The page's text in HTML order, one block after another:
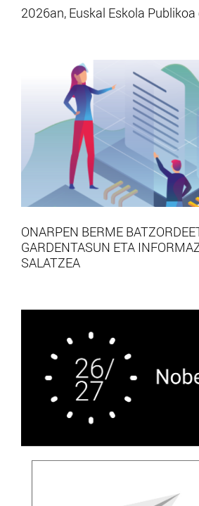
2026an, Euskal Eskola Publikoa
ONARPEN BERME
GARDENTASUN ETA
SALATZEA